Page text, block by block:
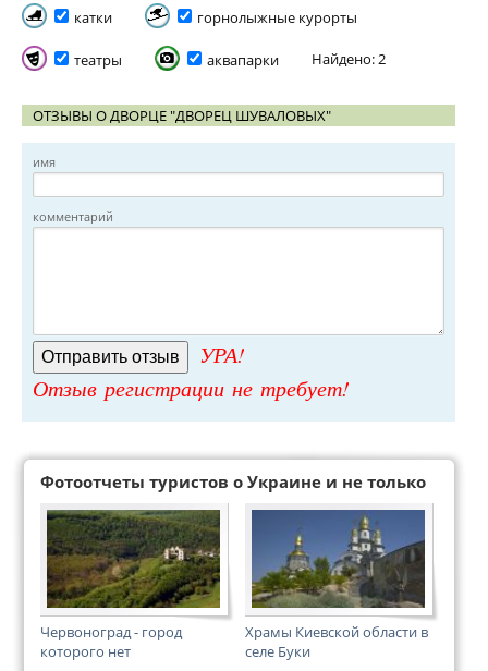
катки горнолыжные курорты
театры аквапарки Найдено: 2
ОТЗЫВЫ О ДВОРЦЕ "ДВОРЕЦ ШУВАЛОВЫХ"
имя
комментарий
УРА!
Отзыв регистрации не требует!
Фотоотчеты туристов о Украине и не только
Червоноград - город
которого нет
Храмы Киевской области в
селе Буки